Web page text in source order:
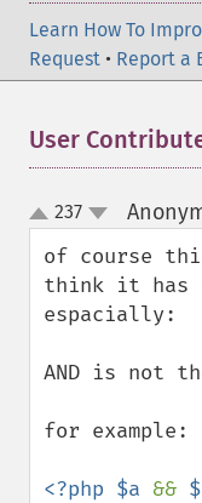
Learn How To
Request • Report a
User
up
down
237
of course
think it has
espacially:
AND is not
for example:
<?php $a &&